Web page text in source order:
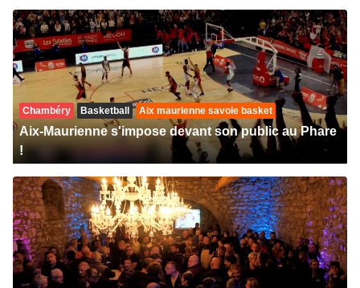
Chambéry Basketball Aix maurienne savoie basket
Aix-Maurienne s'impose devant son public au Phare
!